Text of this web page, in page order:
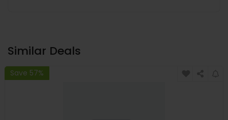
Similar Deals
Save 57%